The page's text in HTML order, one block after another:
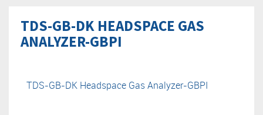
TDS-GB-DK HEADSPACE GAS
ANALYZER-GBPI
TDS-GB-DK Headspace Gas Analyzer-GBPI